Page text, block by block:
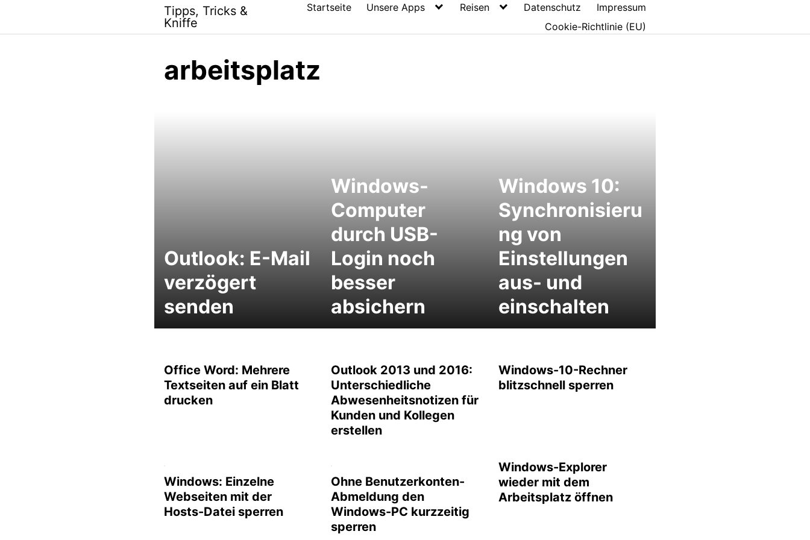
content
Tipps, Tricks &
Kniffe
Startseite Unsere Apps Reisen Datenschutz
Impressum
Cookie-Richtlinie (EU)
arbeitsplatz
Outlook: E-Mail
verzögert
senden
Windows-
Computer
durch USB-
Login noch
besser
absichern
Windows 10:
Synchronisieru
ng von
Einstellungen
aus- und
einschalten
Office Word: Mehrere
Textseiten auf ein Blatt
drucken
Outlook 2013 und 2016:
Unterschiedliche
Abwesenheitsnotizen für
Kunden und Kollegen
erstellen
Windows-10-Rechner
blitzschnell sperren
Windows: Einzelne
Webseiten mit der
Hosts-Datei sperren
Ohne Benutzerkonten-
Abmeldung den
Windows-PC kurzzeitig
sperren
Windows-Explorer
wieder mit dem
Arbeitsplatz öffnen